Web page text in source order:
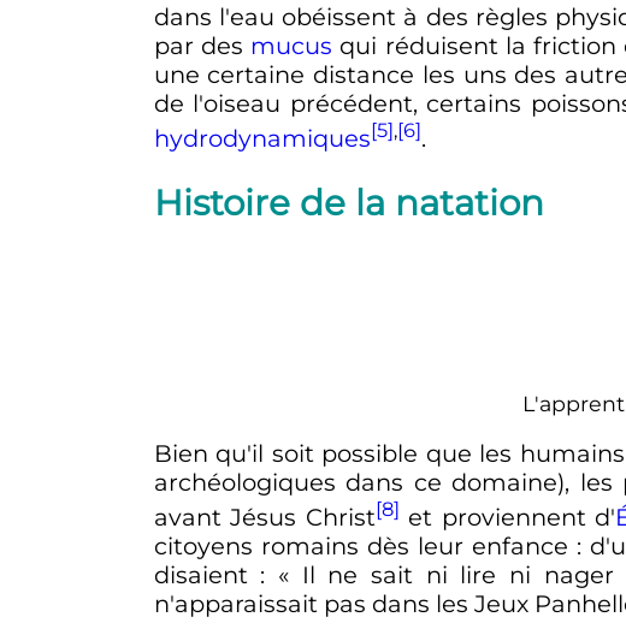
dans l'eau obéissent à des règles
par des mucus qui réduisent la friction
une certaine distance les uns des
de l'oiseau précédent, certains
hydrodynamiques[5],[6].
Histoire de la natation
Bien qu'il soit possible que les
archéologiques dans ce domaine),
avant Jésus Christ[8] et proviennent d'
citoyens romains dès leur enfance :
disaient : « Il ne sait ni lire ni nager
n'apparaissait pas dans les Jeux